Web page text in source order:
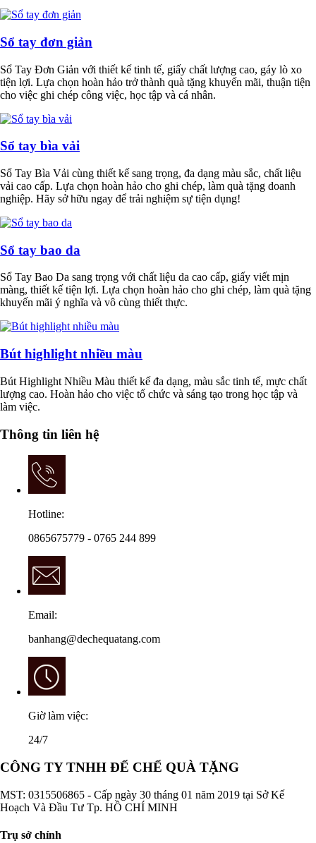
Sổ tay đơn giản
Sổ Tay Đơn Giản với thiết kế tinh tế, giấy chất lượng cao, gáy lò xo
tiện lợi. Lựa chọn hoàn hảo trở thành quà tặng khuyến mãi, thuận tiện
cho việc ghi chép công việc, học tập và cá nhân.
Sổ tay bìa vải
Sổ Tay Bìa Vải cùng thiết kế sang trọng, đa dạng màu sắc, chất liệu
vải cao cấp. Lựa chọn hoàn hảo cho ghi chép, làm quà tặng doanh
nghiệp. Hãy sở hữu ngay để trải nghiệm sự tiện dụng!
Sổ tay bao da
Sổ Tay Bao Da sang trọng với chất liệu da cao cấp, giấy viết mịn
màng, thiết kế tiện lợi. Lựa chọn hoàn hảo cho ghi chép, làm quà tặng
khuyến mãi ý nghĩa và vô cùng thiết thực.
Bút highlight nhiều màu
Bút Highlight Nhiều Màu thiết kế đa dạng, màu sắc tinh tế, mực chất
lượng cao. Hoàn hảo cho việc tổ chức và sáng tạo trong học tập và
làm việc.
Thông tin liên hệ
Hotline:
0865675779 - 0765 244 899
Email:
banhang@dechequatang.com
Giờ làm việc:
24/7
CÔNG TY TNHH ĐẾ CHẾ QUÀ TẶNG
MST: 0315506865 - Cấp ngày 30 tháng 01 năm 2019 tại Sở Kế
Hoạch Và Đầu Tư Tp. HỒ CHÍ MINH
Trụ sở chính